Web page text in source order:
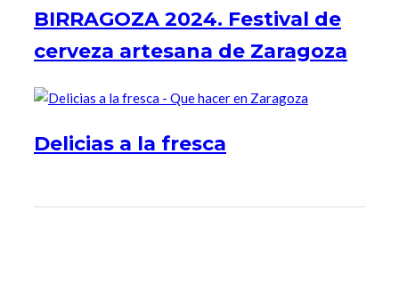
BIRRAGOZA 2024. Festival de
cerveza artesana de Zaragoza
Delicias a la fresca